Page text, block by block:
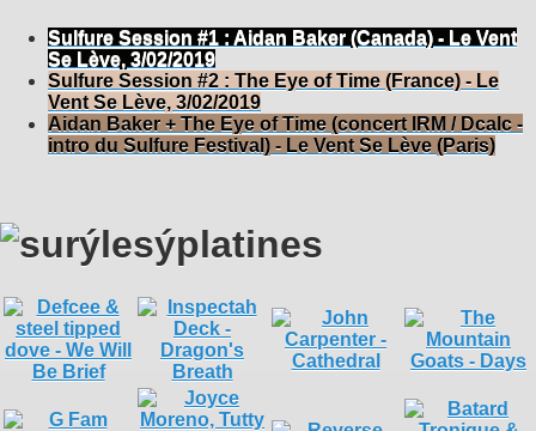
Sulfure Session #1 : Aidan Baker (Canada) - Le Vent
Se Lève, 3/02/2019
Sulfure Session #2 : The Eye of Time (France) - Le
Vent Se Lève, 3/02/2019
Aidan Baker + The Eye of Time (concert IRM / Dcalc -
intro du Sulfure Festival) - Le Vent Se Lève (Paris)